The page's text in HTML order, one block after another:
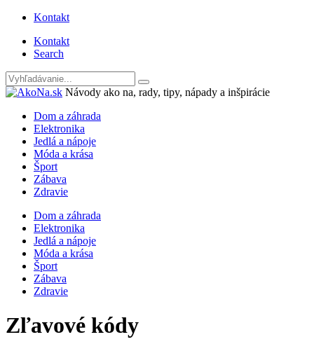
Kontakt
Kontakt
Search
Návody ako na, rady, tipy, nápady a inšpirácie
Dom a záhrada
Elektronika
Jedlá a nápoje
Móda a krása
Šport
Zábava
Zdravie
Dom a záhrada
Elektronika
Jedlá a nápoje
Móda a krása
Šport
Zábava
Zdravie
Zľavové kódy